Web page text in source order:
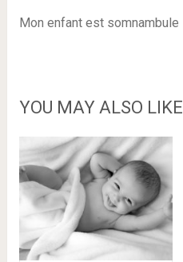
Mon enfant est somnambule
YOU MAY ALSO LIKE